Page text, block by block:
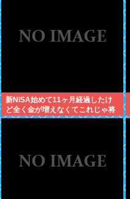
新NISA始めて11ヶ月経過したけ
ど全く金が増えなくてこれじゃ将
来心配でワロタ